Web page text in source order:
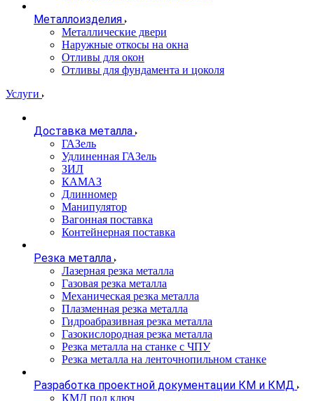
Металлоизделия
Металлические двери
Наружные откосы на окна
Отливы для окон
Отливы для фундамента и цоколя
Услуги
Доставка металла
ГАЗель
Удлиненная ГАЗель
ЗИЛ
КАМАЗ
Длинномер
Манипулятор
Вагонная поставка
Контейнерная поставка
Резка металла
Лазерная резка металла
Газовая резка металла
Механическая резка металла
Плазменная резка металла
Гидроабразивная резка металла
Газокислородная резка металла
Резка металла на станке с ЧПУ
Резка металла на ленточнопильном станке
Разработка проектной документации КМ и КМД
КМД под ключ